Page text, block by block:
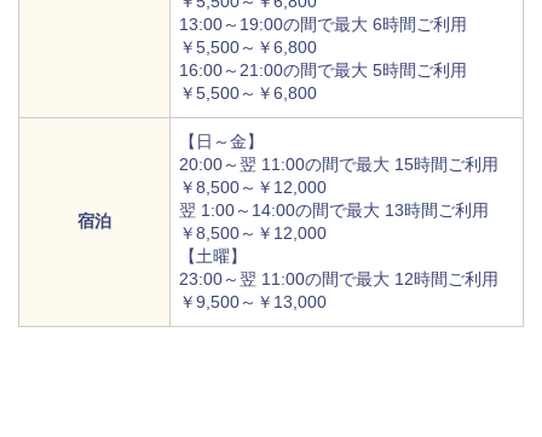
13:00～19:00の間で最大 6時間ご利用
￥5,500～￥6,800
16:00～21:00の間で最大 5時間ご利用
￥5,500～￥6,800
宿泊
【日～金】
20:00～翌 11:00の間で最大 15時間ご利用
￥8,500～￥12,000
翌 1:00～14:00の間で最大 13時間ご利用
￥8,500～￥12,000
【土曜】
23:00～翌 11:00の間で最大 12時間ご利用
￥9,500～￥13,000